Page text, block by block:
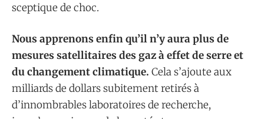
sceptique de choc.
Nous apprenons enfin qu’il n’y aura plus de
mesures satellitaires des gaz à effet de serre et
du changement climatique. Cela s’ajoute aux
milliards de dollars subitement retirés à
d’innombrables laboratoires de recherche,